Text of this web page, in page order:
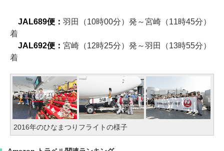
JAL689便： 羽田（10時00分）発～宮崎（11時45分）
着
JAL692便： 宮崎（12時25分）発～羽田（13時55分）
着
2016年のひなまつりフライトの様子